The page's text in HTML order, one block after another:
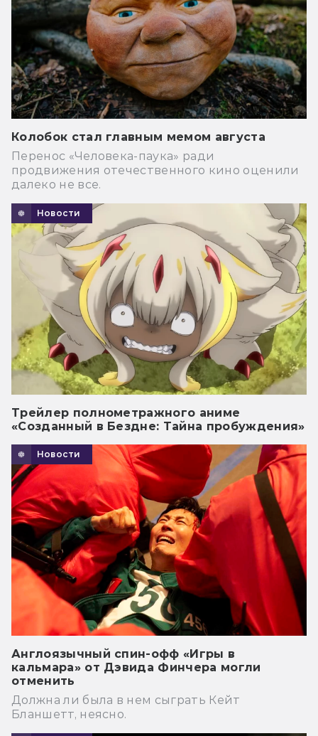
Колобок стал главным мемом августа
Перенос «Человека-паука» ради
продвижения отечественного кино оценили
далеко не все.
Новости
Трейлер полнометражного аниме
«Созданный в Бездне: Тайна пробуждения»
Новости
Англоязычный спин-офф «Игры в
кальмара» от Дэвида Финчера могли
отменить
Должна ли была в нем сыграть Кейт
Бланшетт, неясно.